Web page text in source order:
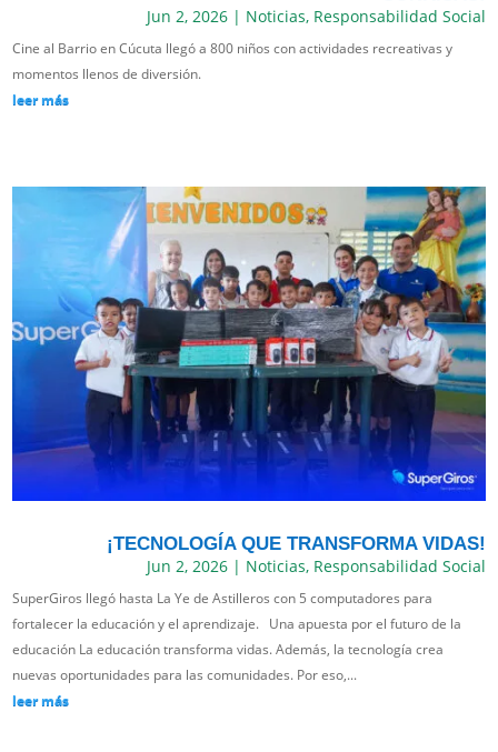
Jun 2, 2026| Noticias, Responsabilidad Social
Cine al Barrio en Cúcuta llegó a 800 niños con actividades recreativas y
momentos llenos de diversión.
leer más
¡TECNOLOGÍA QUE TRANSFORMA VIDAS!
Jun 2, 2026| Noticias, Responsabilidad Social
SuperGiros llegó hasta La Ye de Astilleros con 5 computadores para
fortalecer la educación y el aprendizaje. Una apuesta por el futuro de la
educación La educación transforma vidas. Además, la tecnología crea
nuevas oportunidades para las comunidades. Por eso,...
leer más